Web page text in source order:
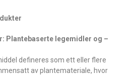
Plantebaserte legemidler og –
defineres som ett eller flere
av plantemateriale, hvor